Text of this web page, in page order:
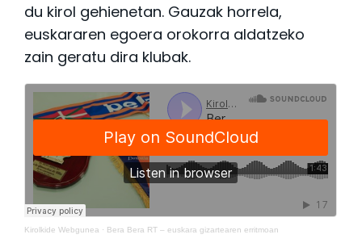
du kirol gehienetan. Gauzak horrela,
euskararen egoera orokorra aldatzeko
zain geratu dira klubak.
Kirolkide Webgunea · Bera Bera RT – euskara gizartearen erritmoan